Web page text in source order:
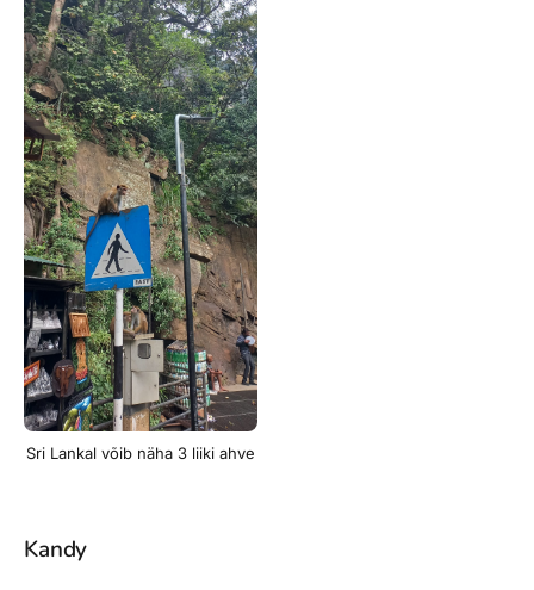
Sri Lankal võib näha 3 liiki ahve
Kandy